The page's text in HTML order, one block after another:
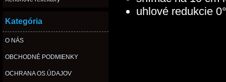
Kategória
O NÁS
OBCHODNÉ PODMIENKY
OCHRANA OS.ÚDAJOV
uhlové redukcie